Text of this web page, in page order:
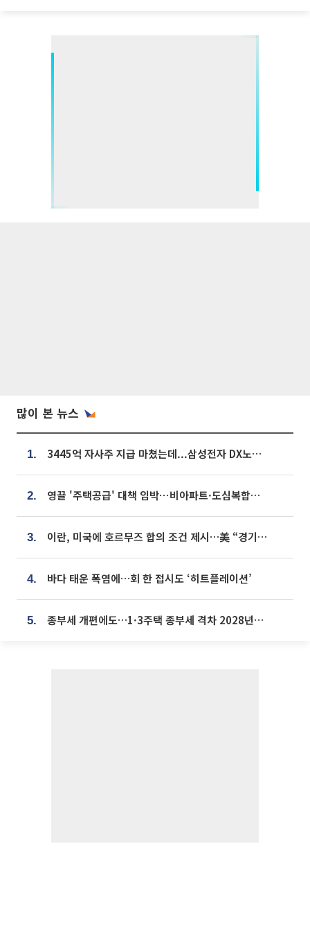
많이 본 뉴스
1. 3445억 자사주 지급 마쳤는데...삼성전자 DX노조, 뒤늦은 '떼쓰기 집회'
2. 영끌 '주택공급' 대책 임박⋯비아파트·도심복합까지 총동원
3. 이란, 미국에 호르무즈 합의 조건 제시…美 “경기 아직 안 끝나” [종합]
4. 바다 태운 폭염에…회 한 접시도 ‘히트플레이션’
5. 종부세 개편에도…1·3주택 종부세 격차 2028년부터 확대